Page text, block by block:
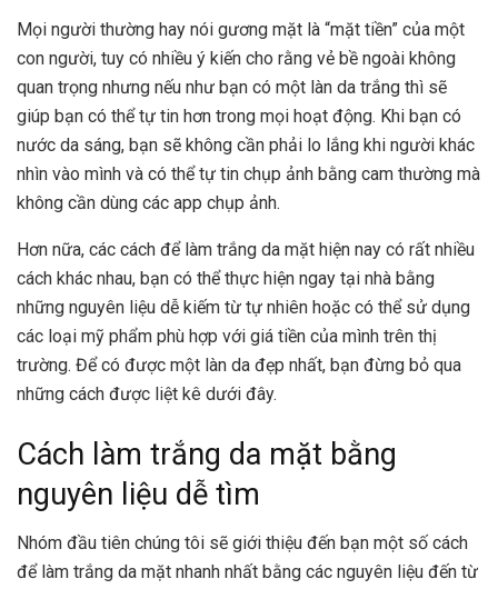
Mọi người thường hay nói gương mặt là “mặt tiền” của một
con người, tuy có nhiều ý kiến cho rằng vẻ bề ngoài không
quan trọng nhưng nếu như bạn có một làn da trắng thì sẽ
giúp bạn có thể tự tin hơn trong mọi hoạt động. Khi bạn có
nước da sáng, bạn sẽ không cần phải lo lắng khi người khác
nhìn vào mình và có thể tự tin chụp ảnh bằng cam thường mà
không cần dùng các app chụp ảnh.
Hơn nữa, các cách để làm trắng da mặt hiện nay có rất nhiều
cách khác nhau, bạn có thể thực hiện ngay tại nhà bằng
những nguyên liệu dễ kiếm từ tự nhiên hoặc có thể sử dụng
các loại mỹ phẩm phù hợp với giá tiền của mình trên thị
trường. Để có được một làn da đẹp nhất, bạn đừng bỏ qua
những cách được liệt kê dưới đây.
Cách làm trắng da mặt bằng
nguyên liệu dễ tìm
Nhóm đầu tiên chúng tôi sẽ giới thiệu đến bạn một số cách
để làm trắng da mặt nhanh nhất bằng các nguyên liệu đến từ